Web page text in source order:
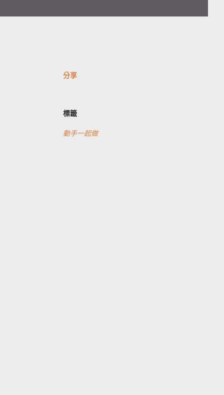
分享
標籤
動手一起做